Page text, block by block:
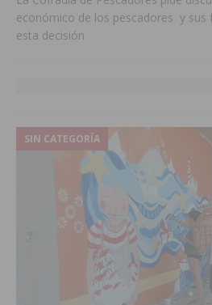
económico de los pescadores y sus
esta decisión
SIN CATEGORÍA